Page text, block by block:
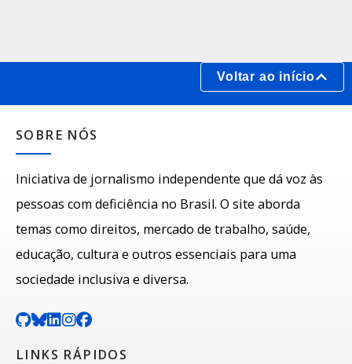
Voltar ao início
SOBRE NÓS
Iniciativa de jornalismo independente que dá voz às
pessoas com deficiência no Brasil. O site aborda
temas como direitos, mercado de trabalho, saúde,
educação, cultura e outros essenciais para uma
sociedade inclusiva e diversa.
LINKS RÁPIDOS